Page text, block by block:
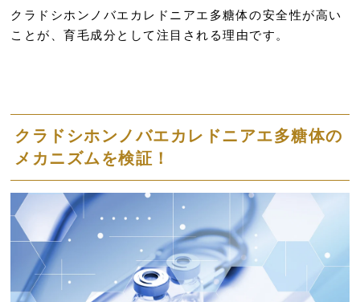
クラドシホンノバエカレドニアエ多糖体の安全性が高い
ことが、育毛成分として注目される理由です。
クラドシホンノバエカレドニアエ多糖体の
メカニズムを検証！